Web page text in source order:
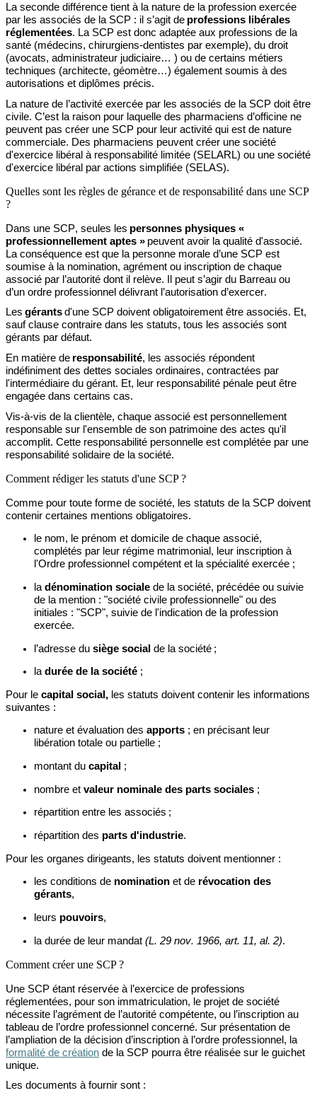
La seconde différence tient à la nature de la profession exercée
par les associés de la SCP : il s’agit de professions libérales
réglementées. La SCP est donc adaptée aux professions de la
santé (médecins, chirurgiens-dentistes par exemple), du droit
(avocats, administrateur judiciaire… ) ou de certains métiers
techniques (architecte, géomètre…) également soumis à des
autorisations et diplômes précis.
La nature de l’activité exercée par les associés de la SCP doit être
civile. C’est la raison pour laquelle des pharmaciens d’officine ne
peuvent pas créer une SCP pour leur activité qui est de nature
commerciale. Des pharmaciens peuvent créer une société
d'exercice libéral à responsabilité limitée (SELARL) ou une société
d'exercice libéral par actions simplifiée (SELAS).
Quelles sont les règles de gérance et de responsabilité dans une SCP
?
Dans une SCP, seules les personnes physiques «
professionnellement aptes » peuvent avoir la qualité d'associé.
La conséquence est que la personne morale d’une SCP est
soumise à la nomination, agrément ou inscription de chaque
associé par l’autorité dont il relève. Il peut s’agir du Barreau ou
d’un ordre professionnel délivrant l’autorisation d’exercer.
Les gérantsd'une SCP doivent obligatoirement être associés. Et,
sauf clause contraire dans les statuts, tous les associés sont
gérants par défaut.
En matière de responsabilité, les associés répondent
indéfiniment des dettes sociales ordinaires, contractées par
l'intermédiaire du gérant. Et, leur responsabilité pénale peut être
engagée dans certains cas.
Vis-à-vis de la clientèle, chaque associé est personnellement
responsable sur l'ensemble de son patrimoine des actes qu'il
accomplit. Cette responsabilité personnelle est complétée par une
responsabilité solidaire de la société.
Comment rédiger les statuts d'une SCP ?
Comme pour toute forme de société, les statuts de la SCP doivent
contenir certaines mentions obligatoires.
le nom, le prénom et domicile de chaque associé,
complétés par leur régime matrimonial, leur inscription à
l'Ordre professionnel compétent et la spécialité exercée ;
la dénomination sociale de la société, précédée ou suivie
de la mention : "société civile professionnelle" ou des
initiales : "SCP", suivie de l'indication de la profession
exercée.
l’adresse du siège social de la société ;
la durée de la société ;
Pour le capital social, les statuts doivent contenir les informations
suivantes :
nature et évaluation des apports ; en précisant leur
libération totale ou partielle ;
montant du capital ;
nombre et valeur nominale des parts sociales ;
répartition entre les associés ;
répartition des parts d'industrie.
Pour les organes dirigeants, les statuts doivent mentionner :
les conditions de nomination et de révocation des
gérants,
leurs pouvoirs,
la durée de leur mandat (L. 29 nov. 1966, art. 11, al. 2).
Comment créer une SCP ?
Une SCP étant réservée à l’exercice de professions
réglementées, pour son immatriculation, le projet de société
nécessite l’agrément de l’autorité compétente, ou l’inscription au
tableau de l’ordre professionnel concerné. Sur présentation de
l’ampliation de la décision d’inscription à l’ordre professionnel, la
formalité de création de la SCP pourra être réalisée sur le guichet
unique.
Les documents à fournir sont :